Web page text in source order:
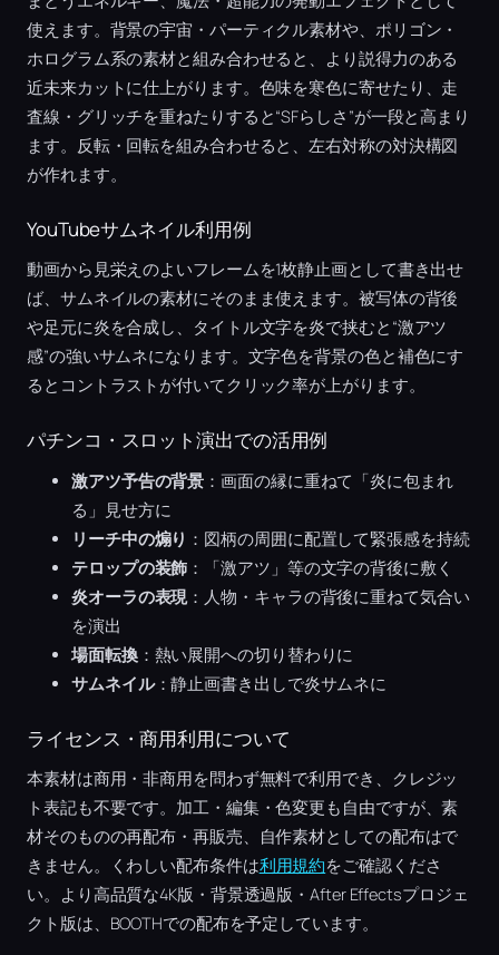
使えます。背景の宇宙・パーティクル素材や、ポリゴン・
ホログラム系の素材と組み合わせると、より説得力のある
近未来カットに仕上がります。色味を寒色に寄せたり、走
査線・グリッチを重ねたりすると“SFらしさ”が一段と高まり
ます。反転・回転を組み合わせると、左右対称の対決構図
が作れます。
YouTubeサムネイル利用例
動画から見栄えのよいフレームを1枚静止画として書き出せ
ば、サムネイルの素材にそのまま使えます。被写体の背後
や足元に炎を合成し、タイトル文字を炎で挟むと“激アツ
感”の強いサムネになります。文字色を背景の色と補色にす
るとコントラストが付いてクリック率が上がります。
パチンコ・スロット演出での活用例
激アツ予告の背景 ：画面の縁に重ねて「炎に包まれ
る」見せ方に
リーチ中の煽り ：図柄の周囲に配置して緊張感を持続
テロップの装飾 ：「激アツ」等の文字の背後に敷く
炎オーラの表現：人物・キャラの背後に重ねて気合い
を演出
場面転換：熱い展開への切り替わりに
サムネイル：静止画書き出しで炎サムネに
ライセンス・商用利用について
本素材は商用・非商用を問わず無料で利用でき、クレジッ
ト表記も不要です。加工・編集・色変更も自由ですが、素
材そのものの再配布・再販売、自作素材としての配布はで
きません。くわしい配布条件は利用規約をご確認くださ
い。より高品質な4K版・背景透過版・After Effectsプロジェ
クト版は、BOOTHでの配布を予定しています。